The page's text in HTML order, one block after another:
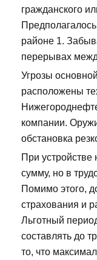
гражданского
районе 1.
перерывах
Угрозы
расположены
компании.
обстановка
При
сумму, но в
Помимо этого,
страхования и
Льготный
составлять до
то, что